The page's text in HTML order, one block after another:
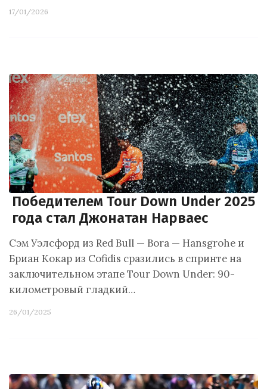
17/01/2026
Победителем Tour Down Under 2025
года стал Джонатан Нарваес
Сэм Уэлсфорд из Red Bull — Bora — Hansgrohe и
Бриан Кокар из Cofidis сразились в спринте на
заключительном этапе Tour Down Under: 90-
километровый гладкий…
26/01/2025